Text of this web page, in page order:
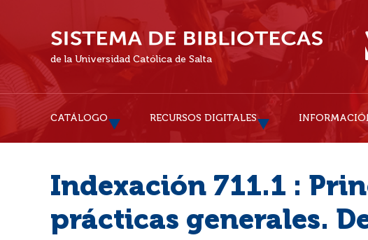
de la Universidad Católica de Salta
CATÁLOGO RECURSOS DIGITALES
Indexación 711.1 :
prácticas generales.